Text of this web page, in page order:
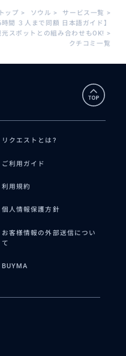
ップ > ソウル > サービス一覧 >
間 ３人まで同額 日本語ガイド】
スポットとの組み合わせもOK! >
クチコミ一覧
リクエストとは?
ご利用ガイド
利用規約
個人情報保護方針
お客様情報の外部送信につい
て
BUYMA